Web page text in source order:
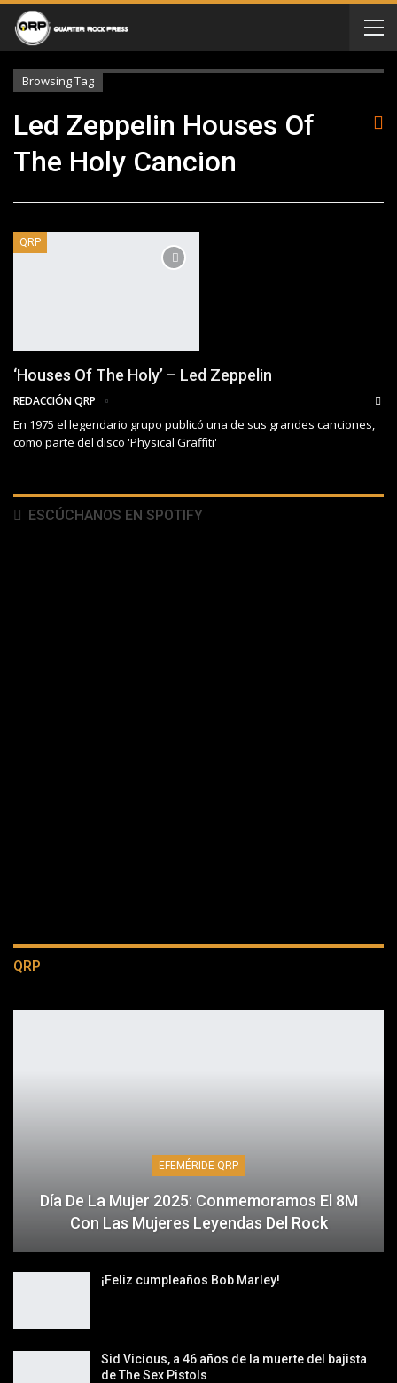
Browsing Tag
Led Zeppelin Houses Of
The Holy Cancion
QRP
‘Houses Of The Holy’ – Led Zeppelin
REDACCIÓN QRP
En 1975 el legendario grupo publicó una de sus grandes canciones,
como parte del disco 'Physical Graffiti'
ESCÚCHANOS EN SPOTIFY
QRP
EFEMÉRIDE QRP
Día De La Mujer 2025: Conmemoramos El 8M
Con Las Mujeres Leyendas Del Rock
¡Feliz cumpleaños Bob Marley!
Sid Vicious, a 46 años de la muerte del bajista
de The Sex Pistols